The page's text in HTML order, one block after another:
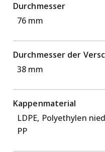
Durchmesser
76 mm
Durchmesser der
38 mm
Kappenmaterial
LDPE, Polyethylen
PP